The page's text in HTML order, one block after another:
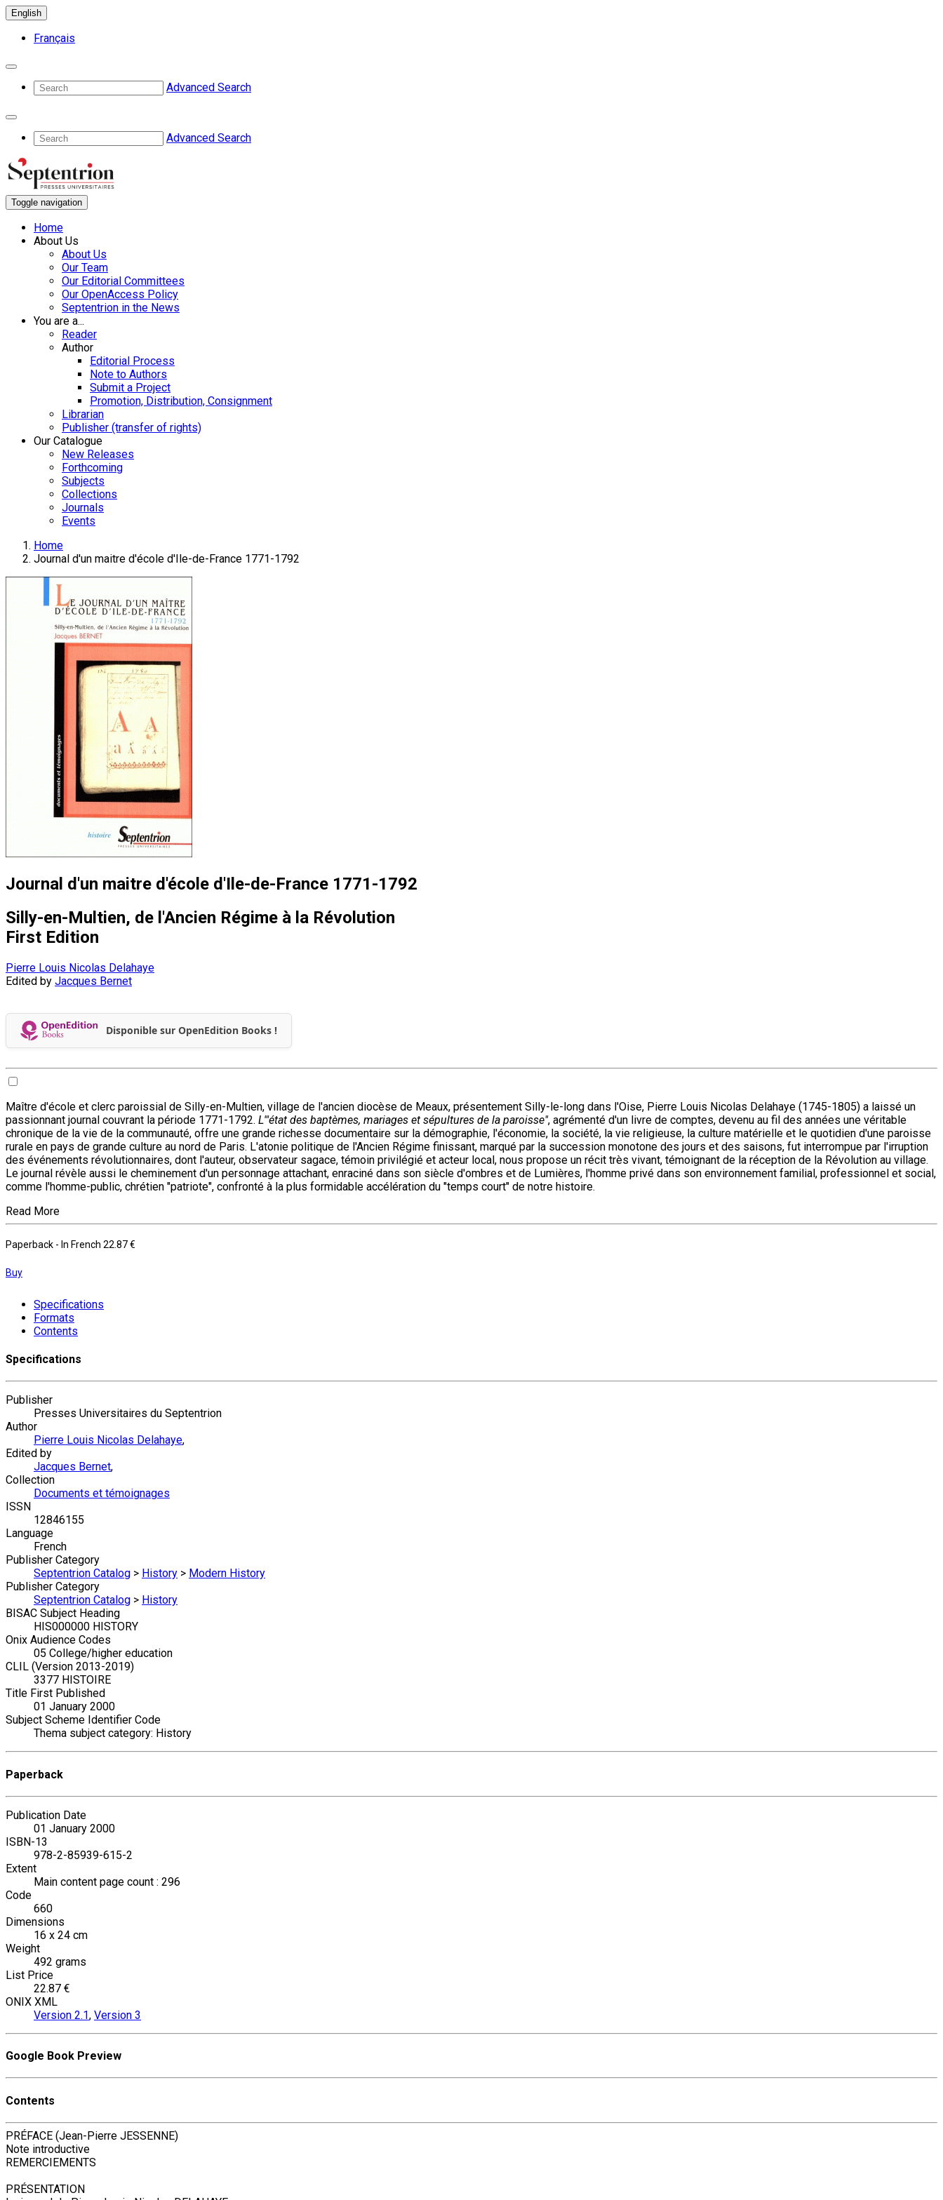
English
Français
Advanced Search
Advanced Search
Toggle navigation
Home
About Us
About Us
Our Team
Our Editorial Committees
Our OpenAccess Policy
Septentrion in the News
You are a...
Reader
Author
Editorial Process
Note to Authors
Submit a Project
Promotion, Distribution, Consignment
Librarian
Publisher (transfer of rights)
Our Catalogue
New Releases
Forthcoming
Subjects
Collections
Journals
Events
Home
Journal d'un maitre d'école d'Ile-de-France 1771-1792
Journal d'un maitre d'école d'Ile-de-France 1771-1792
Silly-en-Multien, de l'Ancien Régime à la Révolution
First Edition
Pierre Louis Nicolas Delahaye
Edited by Jacques Bernet
Disponible sur OpenEdition Books !
Maître d'école et clerc paroissial de Silly-en-Multien, village de l'ancien diocèse de Meaux, présentement Silly-le-long dans l'Oise, Pierre Louis Nicolas Delahaye (1745-1805) a laissé un
passionnant journal couvrant la période 1771-1792. L'"état des baptèmes, mariages et sépultures de la paroisse", agrémenté d'un livre de comptes, devenu au fil des années une véritable
chronique de la vie de la communauté, offre une grande richesse documentaire sur la démographie, l'économie, la société, la vie religieuse, la culture matérielle et le quotidien d'une paroisse
rurale en pays de grande culture au nord de Paris. L'atonie politique de l'Ancien Régime finissant, marqué par la succession monotone des jours et des saisons, fut interrompue par l'irruption
des événements révolutionnaires, dont l'auteur, observateur sagace, témoin privilégié et acteur local, nous propose un récit très vivant, témoignant de la réception de la Révolution au village.
Le journal révèle aussi le cheminement d'un personnage attachant, enraciné dans son siècle d'ombres et de Lumières, l'homme privé dans son environnement familial, professionnel et social,
comme l'homme-public, chrétien "patriote", confronté à la plus formidable accélération du "temps court" de notre histoire.
Read More
Paperback - In French 22.87 €
Buy
Specifications
Formats
Contents
Specifications
Publisher
Presses Universitaires du Septentrion
Author
Pierre Louis Nicolas Delahaye,
Edited by
Jacques Bernet,
Collection
Documents et témoignages
ISSN
12846155
Language
French
Publisher Category
Septentrion Catalog > History > Modern History
Publisher Category
Septentrion Catalog > History
BISAC Subject Heading
HIS000000 HISTORY
Onix Audience Codes
05 College/higher education
CLIL (Version 2013-2019)
3377 HISTOIRE
Title First Published
01 January 2000
Subject Scheme Identifier Code
Thema subject category: History
Paperback
Publication Date
01 January 2000
ISBN-13
978-2-85939-615-2
Extent
Main content page count : 296
Code
660
Dimensions
16 x 24 cm
Weight
492 grams
List Price
22.87 €
ONIX XML
Version 2.1, Version 3
Google Book Preview
Contents
PRÉFACE (Jean-Pierre JESSENNE)
Note introductive
REMERCIEMENTS
PRÉSENTATION